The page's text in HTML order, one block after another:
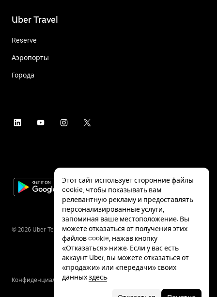
Uber Travel
Reserve
Аэропорты
Города
© 2026 Uber Technologies Inc.
КонфиденциальностьСпециальные
Этот сайт использует сторонние файлы
cookie, чтобы показывать вам
релевантную рекламу и предоставлять
персонализированные услуги,
запоминая ваше местоположение. Вы
можете отказаться от получения этих
файлов cookie, нажав кнопку
«Отказаться» ниже. Если у вас есть
аккаунт Uber, вы можете отказаться от
«продажи» или «передачи» своих
данныхздесь.